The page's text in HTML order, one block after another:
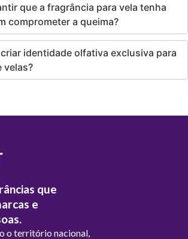
que a fragrância para vela tenha
comprometer a queima?
identidade olfativa exclusiva para
velas?
que
e
o território nacional,